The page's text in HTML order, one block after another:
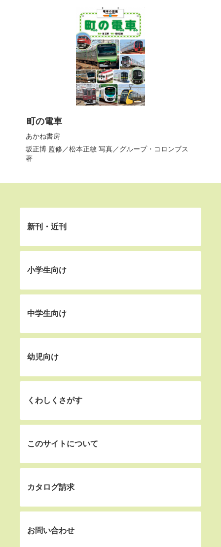
町の電車
あかね書房
坂正博監修／松本正敏 写真／グループ・コロンブス
著
新刊・近刊
小学生向け
中学生向け
幼児向け
くわしくさがす
このサイトについて
カタログ請求
お問い合わせ